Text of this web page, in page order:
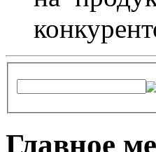
Главное